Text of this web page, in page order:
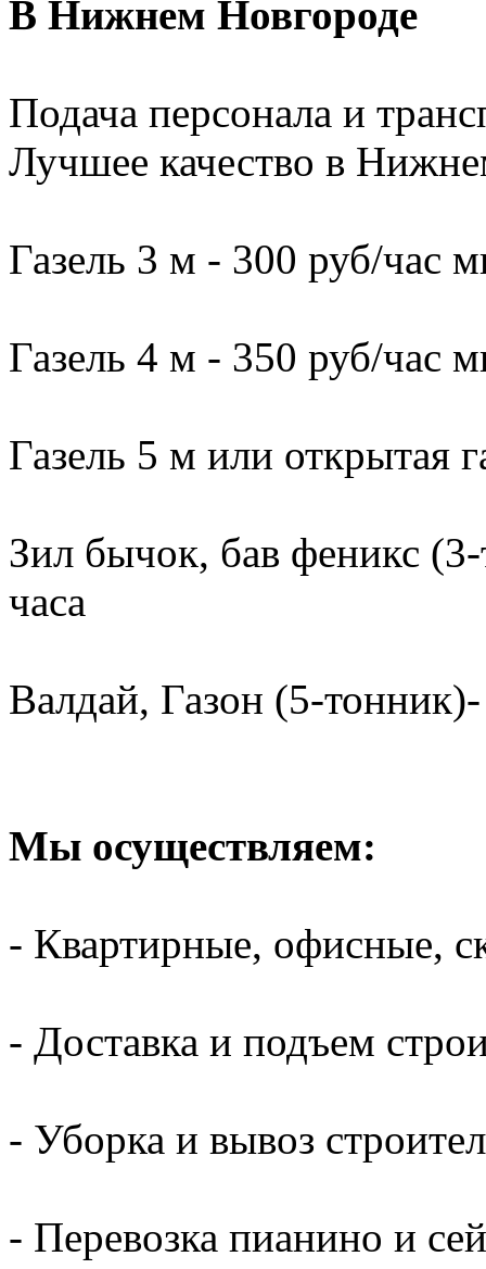
В Нижнем Новгороде
Подача персонала и
Лучшее качество в
Газель 3 м - 300 руб/час
Газель 4 м - 350 руб/час
Газель 5 м или открытая
Зил бычок, бав феникс
часа
Валдай, Газон (5-
Мы осуществляем:
- Квартирные, офисные,
- Доставка и подъем
- Уборка и вывоз
- Перевозка пианино и